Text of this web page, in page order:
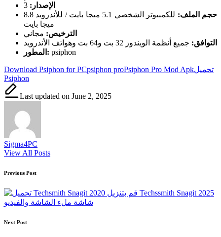
الإصدار:
حجم الملف:
للكمبيوتر الشخصي 5.1 ميجا بايت / للأندرويد 8.8
ميجا بايت
الترخيص: مجاني
التوافق: جميع أنظمة الويندوز 32 بت و64 بت وهواتف الأندرويد
المطور: psiphon
Tags:
Download Psiphon for PCpsiphon proPsiphon Pro Mod Apkتحميل
Psiphon
Last updated on June 2, 2025
Sigma4PC
View All Posts
Post
navigation
Previous Post
قم بتنزيل Techssmith Snagit 2025
شاشة ملء الشاشة والفيديو
Next Post